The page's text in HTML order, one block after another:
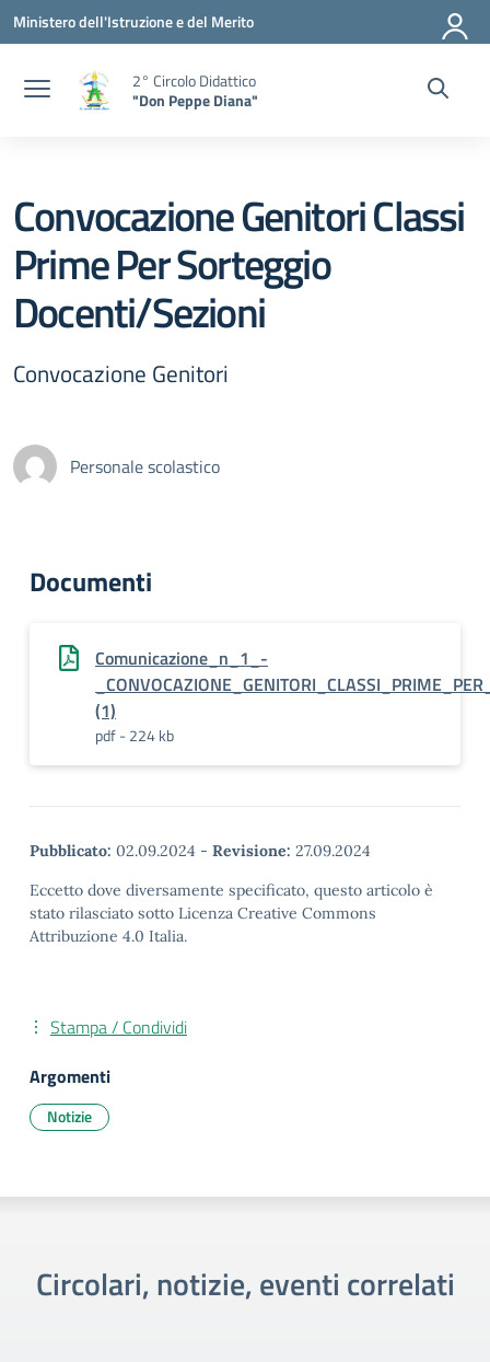
Vai ai contenuti
Vai al menu di navigazione
Vai al footer
Ministero dell'Istruzione e del Merito
2° Circolo Didattico
"Don Peppe Diana"
Convocazione Genitori Classi
Prime Per Sorteggio
Docenti/Sezioni
Convocazione Genitori
Personale scolastico
Documenti
Comunicazione_n_1_-
(1)
pdf - 224 kb
Pubblicato: 02.09.2024 - Revisione: 27.09.2024
Eccetto dove diversamente specificato, questo articolo è
stato rilasciato sotto Licenza Creative Commons
Attribuzione 4.0 Italia.
Stampa / Condividi
Argomenti
Notizie
Circolari, notizie, eventi correlati